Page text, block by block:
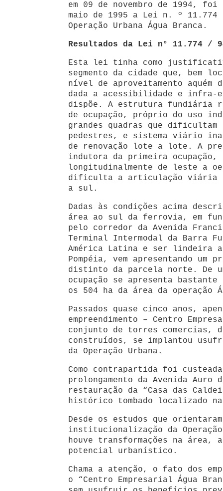
em 09 de novembro de 1994, foi
maio de 1995 a Lei n. º
Operação Urbana Água Branca.
Resultados da Lei n° 11.774 /
Esta lei tinha como
segmento da cidade que, bem
nível de aproveitamento aquém
dada a acessibilidade e infra-
dispõe. A estrutura fundiária
de ocupação, próprio do uso
grandes quadras que dificultam
pedestres, e sistema viário
de renovação lote a lote. A
indutora da primeira ocupação,
longitudinalmente de leste a
dificulta a articulação viária
a sul.
Dadas às condições acima
área ao sul da ferrovia, em
pelo corredor da Avenida
Terminal Intermodal da Barra
América Latina e ser lindeira
Pompéia, vem apresentando um
distinto da parcela norte. De
ocupação se apresenta bastante
os 504 ha da área da operação
Passados quase cinco anos,
empreendimento – Centro
conjunto de torres comercias,
construídos, se implantou
da Operação Urbana.
Como contrapartida foi
prolongamento da Avenida Auro
restauração da “Casa das
histórico tombado localizado
Desde os estudos que
institucionalização da Operação
houve transformações na área,
potencial urbanístico.
Chama a atenção, o fato dos
o “Centro Empresarial Água